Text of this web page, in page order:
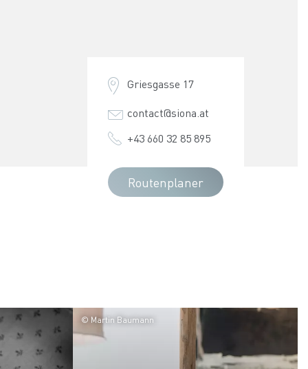
Griesgasse 17
contact@siona.at
+43 660 32 85 895
Routenplaner
© Martin Baumann